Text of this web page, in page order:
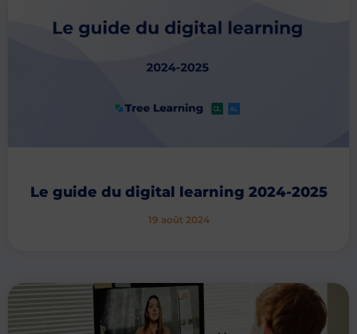
Le guide du digital learning 2024-2025
19 août 2024